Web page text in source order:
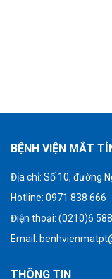
BỆNH VIỆN MẮT
Địa chỉ: Số 10, đường
Hotline: 0971 838 666
Điện thoại: (0210)6
Email:
THÔNG TIN